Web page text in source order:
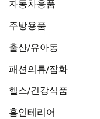
자동차용품
주방용품
출산/유아동
패션의류/잡화
헬스/건강식품
홈인테리어